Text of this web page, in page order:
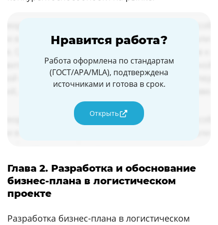
Нравится работа?
Работа оформлена по стандартам
(ГОСТ/APA/MLA), подтверждена
источниками и готова в срок.
Открыть
Глава 2. Разработка и обоснование
бизнес-плана в логистическом
проекте
Разработка бизнес-плана в логистическом